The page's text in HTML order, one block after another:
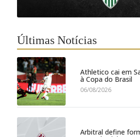
Últimas Notícias
Athletico cai em
à Copa do Brasil
06/08/2026
Arbitral define